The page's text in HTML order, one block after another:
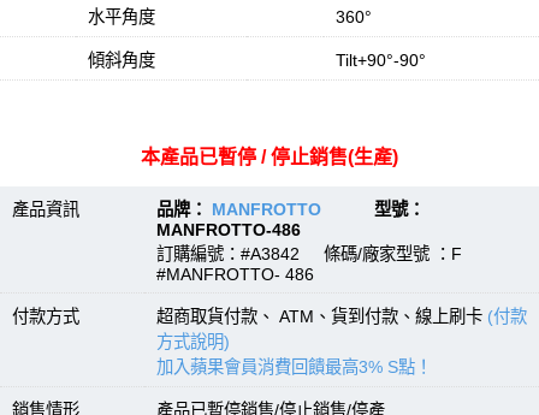
水平角度 360°
傾斜角度 Tilt+90°-90°
本產品已暫停 / 停止銷售(生產)
產品資訊 品牌： MANFROTTO 型號：
MANFROTTO-486
訂購編號：#A3842 條碼/廠家型號 ：F
#MANFROTTO- 486
付款方式 超商取貨付款、 ATM、貨到付款、線上刷卡 (付款
方式說明)
加入蘋果會員消費回饋最高3% S點！
銷售情形 產品已暫停銷售/停止銷售/停產